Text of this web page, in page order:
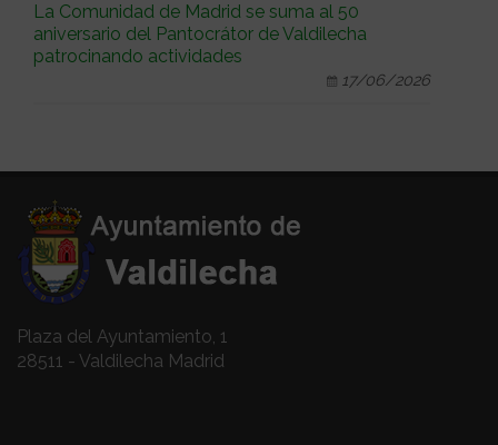
La Comunidad de Madrid se suma al 50
aniversario del Pantocrátor de Valdilecha
patrocinando actividades
17/06/2026
Plaza del Ayuntamiento, 1
28511 - Valdilecha Madrid